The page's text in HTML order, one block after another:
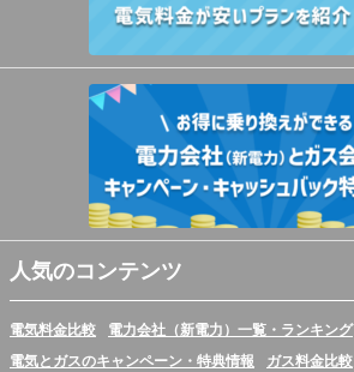
人気のコンテンツ
電気料金比較
電力会社（新電力）一覧・ランキング
電気とガスのキャンペーン・特典情報
ガス料金比較